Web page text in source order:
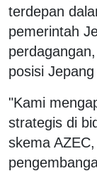
terdepan
pemerintah
posisi
"Kami
strategis di
skema